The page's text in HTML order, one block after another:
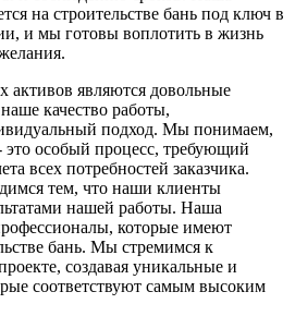
на строительстве бань под ключ в
и мы готовы воплотить в жизнь
являются довольные
качество работы,
подход. Мы понимаем,
это особый процесс, требующий
всех потребностей заказчика.
тем, что наши клиенты
нашей работы. Наша
которые имеют
бань. Мы стремимся к
создавая уникальные и
соответствуют самым высоким